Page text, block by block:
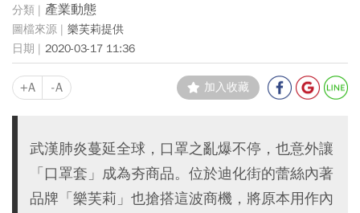
產業動態
樂芙莉提供
2020-03-17 11:36
+A -A 加入收藏
武漢肺炎蔓延全球，口罩之亂爆不停，也意外讓
「口罩套」成為夯商品。位於迪化街的蕾絲內著
品牌「樂芙莉」也搶搭這波商機，將原本用作內